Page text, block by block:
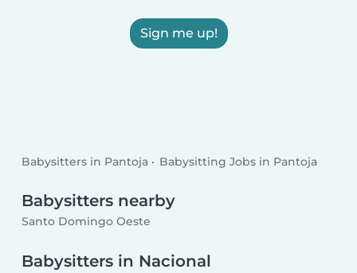
Sign me up!
Babysitters in Pantoja Babysitting Jobs in Pantoja
Babysitters nearby
Santo Domingo Oeste
Babysitters in Nacional